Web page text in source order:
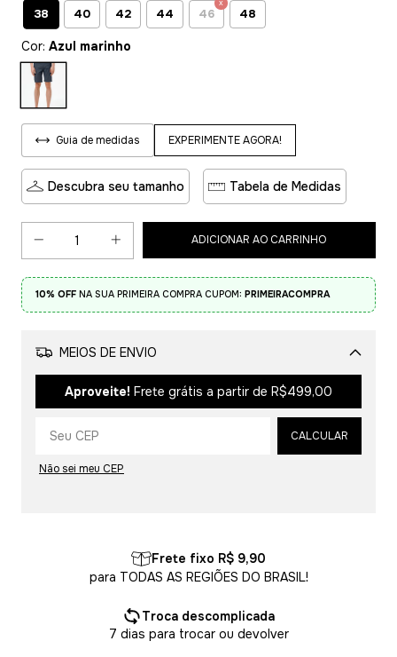
38 40 42 44 46 48
Cor: Azul marinho
Guia de medidas EXPERIMENTE AGORA!
Descubra seu tamanho Tabela de Medidas
10% OFF NA SUA PRIMEIRA COMPRA CUPOM: PRIMEIRACOMPRA
MEIOS DE ENVIO
Aproveite! Frete grátis a partir de R$499,00
CALCULAR
Não sei meu CEP
Frete fixo R$ 9,90
para TODAS AS REGIÕES DO BRASIL!
Troca descomplicada
7 dias para trocar ou devolver